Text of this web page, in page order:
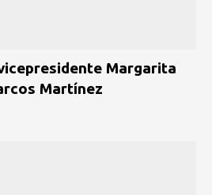
Margarita
Martínez